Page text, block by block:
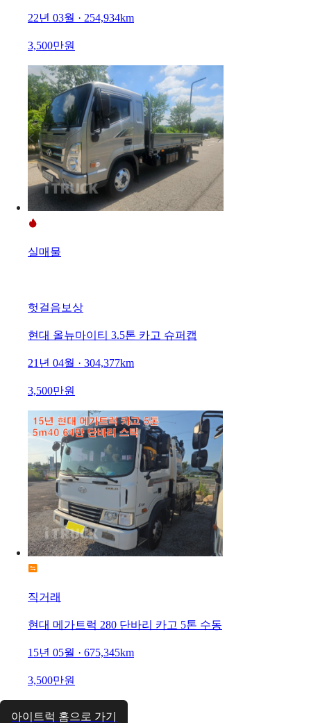
22년 03월 · 254,934km
3,500만원
실매물
헛걸음보상
현대 올뉴마이티 3.5톤 카고 슈퍼캡
21년 04월 · 304,377km
3,500만원
직거래
현대 메가트럭 280 단바리 카고 5톤 수동
15년 05월 · 675,345km
3,500만원
아이트럭 홈으로 가기